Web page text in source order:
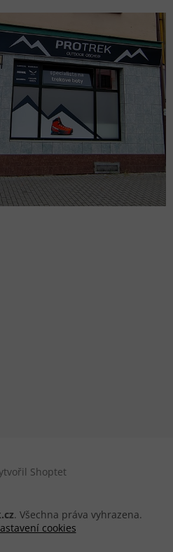
Shoptet
. Všechna práva vyhrazena.
cookies